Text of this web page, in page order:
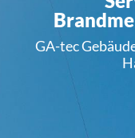
GA-tec